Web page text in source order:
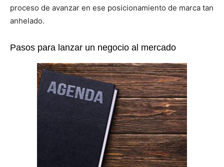
proceso de avanzar en ese posicionamiento de marca tan
anhelado.
Pasos para lanzar un negocio al mercado